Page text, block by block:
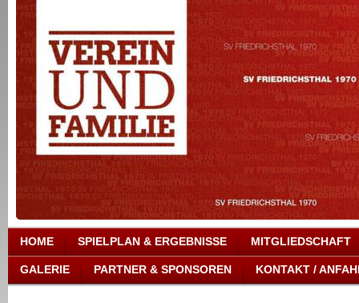
HOME SPIELPLAN & ERGEBNISSE MITGLIEDSCHAFT
GALERIE PARTNER & SPONSOREN KONTAKT /